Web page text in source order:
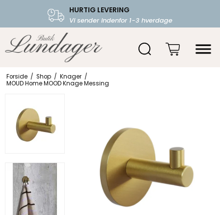
HURTIG LEVERING
Vi sender indenfor 1-3 hverdage
FRI FRAGT OVER 599.-
Starter fra 39,-
Forside / Shop / Knager /
MOUD Home MOOD Knage Messing